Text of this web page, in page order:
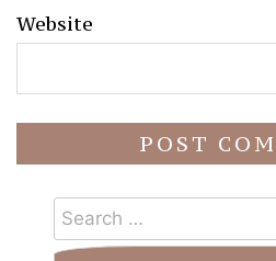
Website
Search
for: